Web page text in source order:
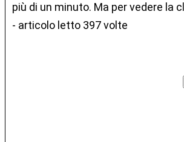
più di un minuto. Ma per vedere
- articolo letto 397 volte